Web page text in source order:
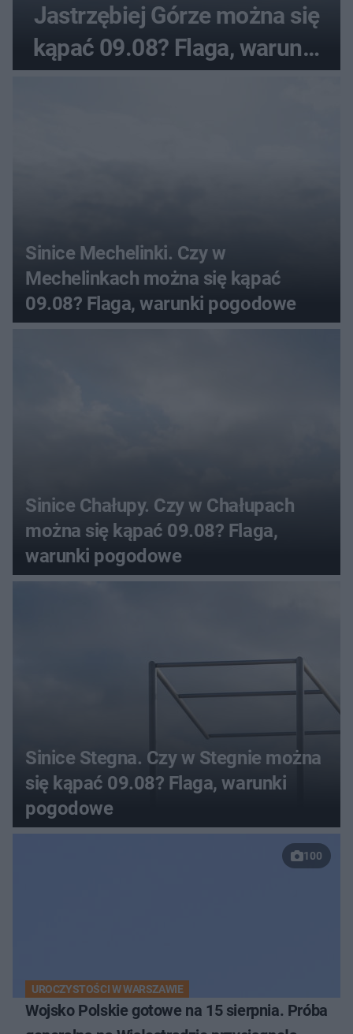
Jastrzębiej Górze można się
kąpać 09.08? Flaga, warunki
pogodowe
Sinice Mechelinki. Czy w
Mechelinkach można się kąpać
09.08? Flaga, warunki pogodowe
Sinice Chałupy. Czy w Chałupach
można się kąpać 09.08? Flaga,
warunki pogodowe
Sinice Stegna. Czy w Stegnie można
się kąpać 09.08? Flaga, warunki
pogodowe
100
UROCZYSTOŚCI W WARSZAWIE
Wojsko Polskie gotowe na 15 sierpnia. Próba